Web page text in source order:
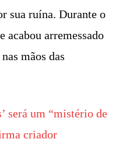
sua ruína. Durante o
acabou arremessado
mãos das
será um “mistério de
criador